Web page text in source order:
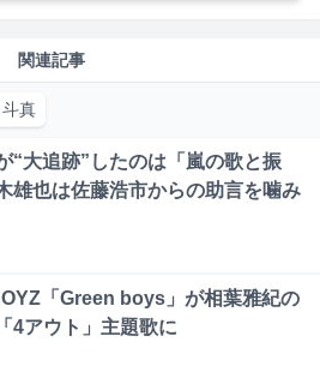
関連記事
真
“大追跡”したのは「嵐の歌と振
雄也は佐藤浩市からの助言を噛み
「Green boys」が相葉雅紀の
4アウト」主題歌に